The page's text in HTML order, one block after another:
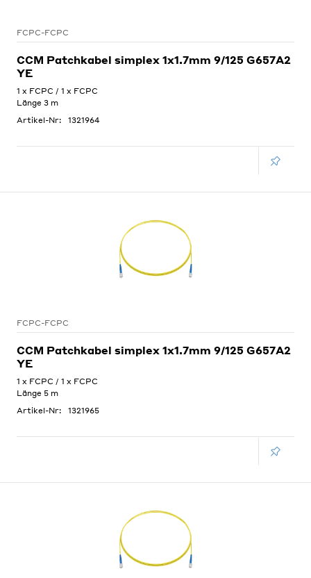
FCPC-FCPC
CCM Patchkabel simplex 1x1.7mm 9/125 G657A2
YE
1 x FCPC / 1 x FCPC
Länge 3 m
Artikel-Nr:
1321964
FCPC-FCPC
CCM Patchkabel simplex 1x1.7mm 9/125 G657A2
YE
1 x FCPC / 1 x FCPC
Länge 5 m
Artikel-Nr:
1321965